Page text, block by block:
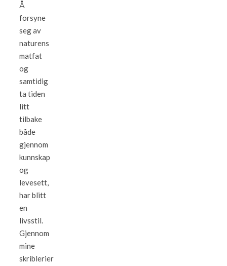
Å
forsyne
seg av
naturens
matfat
og
samtidig
ta tiden
litt
tilbake
både
gjennom
kunnskap
og
levesett,
har blitt
en
livsstil.
Gjennom
mine
skriblerier